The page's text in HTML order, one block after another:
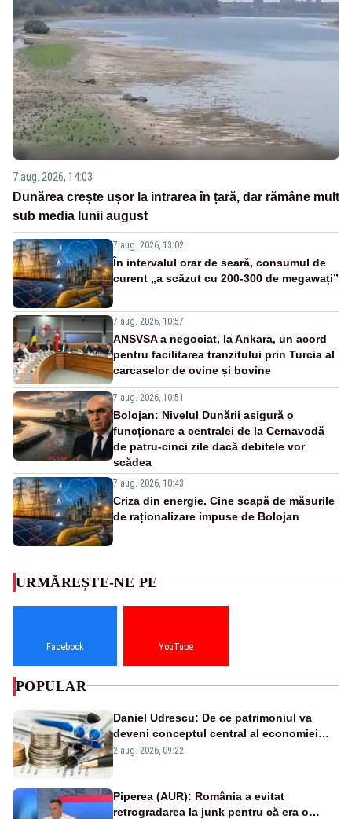
7 aug. 2026, 14:03
Dunărea crește ușor la intrarea în țară, dar rămâne mult
sub media lunii august
7 aug. 2026, 13:02
În intervalul orar de seară, consumul de
curent „a scăzut cu 200-300 de megawați”
7 aug. 2026, 10:57
ANSVSA a negociat, la Ankara, un acord
pentru facilitarea tranzitului prin Turcia al
carcaselor de ovine și bovine
7 aug. 2026, 10:51
Bolojan: Nivelul Dunării asigură o
funcționare a centralei de la Cernavodă
de patru-cinci zile dacă debitele vor
scădea
7 aug. 2026, 10:43
Criza din energie. Cine scapă de măsurile
de raționalizare impuse de Bolojan
URMĂREȘTE-NE PE
Facebook YouTube
POPULAR
Daniel Udrescu: De ce patrimoniul va
deveni conceptul central al economiei
viitoare?
2 aug. 2026, 09:22
Piperea (AUR): România a evitat
retrogradarea la junk pentru că era o